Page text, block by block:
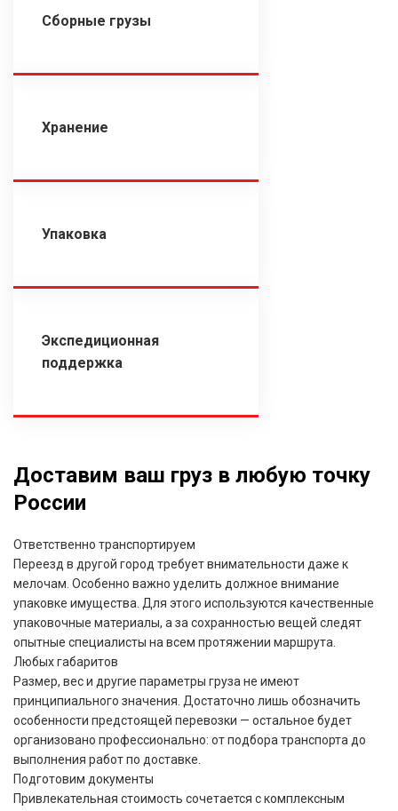
Сборные грузы
Хранение
Упаковка
Экспедиционная
поддержка
Доставим ваш груз в любую точку
России
Ответственно транспортируем
Переезд в другой город требует внимательности даже к
мелочам. Особенно важно уделить должное внимание
упаковке имущества. Для этого используются качественные
упаковочные материалы, а за сохранностью вещей следят
опытные специалисты на всем протяжении маршрута.
Любых габаритов
Размер, вес и другие параметры груза не имеют
принципиального значения. Достаточно лишь обозначить
особенности предстоящей перевозки — остальное будет
организовано профессионально: от подбора транспорта до
выполнения работ по доставке.
Подготовим документы
Привлекательная стоимость сочетается с комплексным